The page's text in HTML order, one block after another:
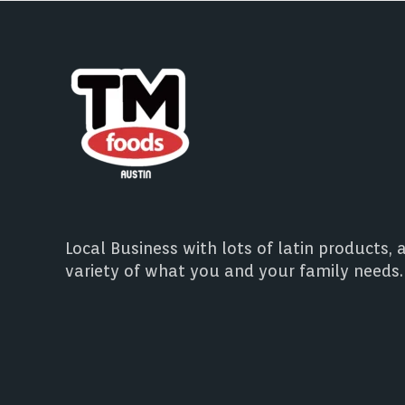
Local Business with lots of latin products, a
variety of what you and your family needs.